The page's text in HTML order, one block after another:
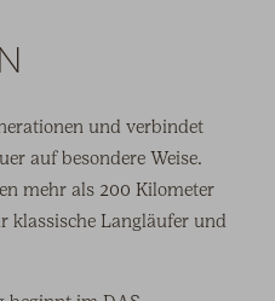
und verbindet
auf besondere Weise.
mehr als 200 Kilometer
klassische Langläufer und